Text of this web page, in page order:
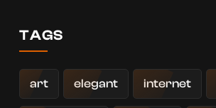
TAGS
art elegant internet